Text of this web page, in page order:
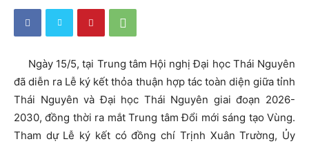
Ngày 15/5, tại Trung tâm Hội nghị Đại học Thái Nguyên
đã diễn ra Lễ ký kết thỏa thuận hợp tác toàn diện giữa tỉnh
Thái Nguyên và Đại học Thái Nguyên giai đoạn 2026-
2030, đồng thời ra mắt Trung tâm Đổi mới sáng tạo Vùng.
Tham dự Lễ ký kết có đồng chí Trịnh Xuân Trường, Ủy